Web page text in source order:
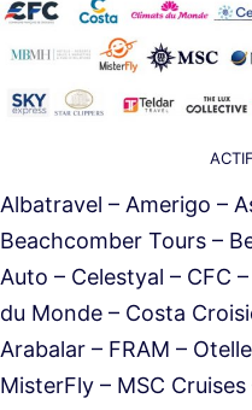
Albatravel – Amerigo –
Beachcomber Tours –
Auto – Celestyal – CFC
du Monde – Costa
Arabalar – FRAM –
MisterFly – MSC